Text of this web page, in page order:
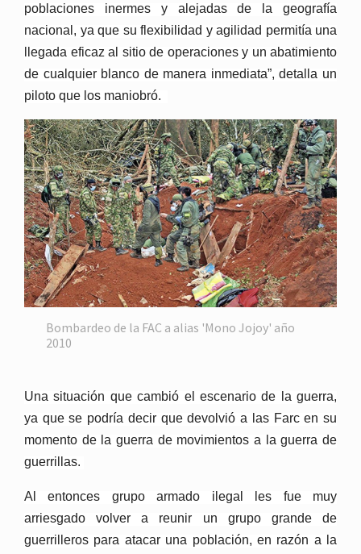
poblaciones inermes y alejadas de la geografía
nacional, ya que su flexibilidad y agilidad permitía una
llegada eficaz al sitio de operaciones y un abatimiento
de cualquier blanco de manera inmediata”, detalla un
piloto que los maniobró.
Bombardeo de la FAC a alias 'Mono Jojoy' año
2010
Una situación que cambió el escenario de la guerra,
ya que se podría decir que devolvió a las Farc en su
momento de la guerra de movimientos a la guerra de
guerrillas.
Al entonces grupo armado ilegal les fue muy
arriesgado volver a reunir un grupo grande de
guerrilleros para atacar una población, en razón a la